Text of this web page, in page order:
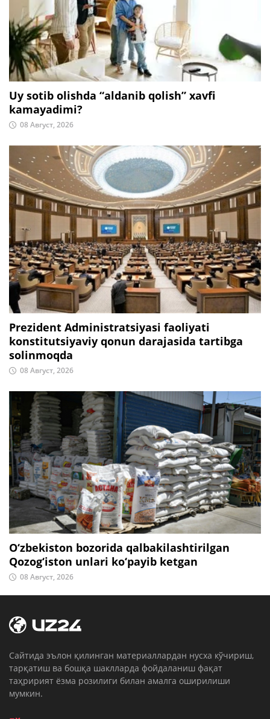
Uy sotib olishda “aldanib qolish” xavfi
kamayadimi?
08 Август, 2026
Prezident Administratsiyasi faoliyati
konstitutsiyaviy qonun darajasida tartibga
solinmoqda
08 Август, 2026
O‘zbekiston bozorida qalbakilashtirilgan
Qozog‘iston unlari ko‘payib ketgan
08 Август, 2026
Cайтида эълон қилинган материаллардан нусха кўчириш,
тарқатиш ва бошқа шаклларда фойдаланиш фақат
таҳририят ёзма розилиги билан амалга оширилиши
мумкин.